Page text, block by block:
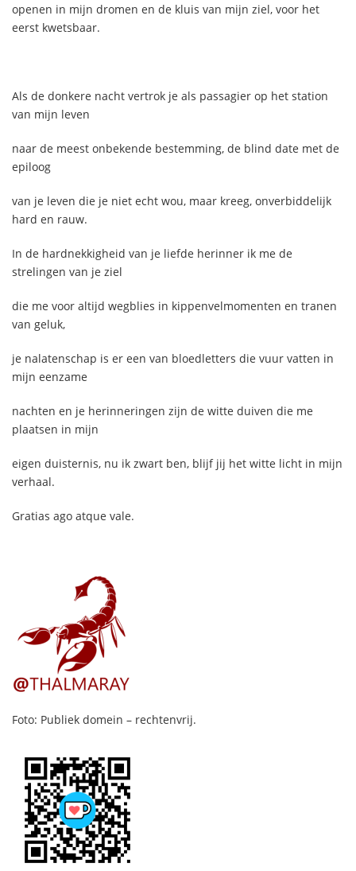
openen in mijn dromen en de kluis van mijn ziel, voor het
eerst kwetsbaar.
Als de donkere nacht vertrok je als passagier op het station
van mijn leven
naar de meest onbekende bestemming, de blind date met de
epiloog
van je leven die je niet echt wou, maar kreeg, onverbiddelijk
hard en rauw.
In de hardnekkigheid van je liefde herinner ik me de
strelingen van je ziel
die me voor altijd wegblies in kippenvelmomenten en tranen
van geluk,
je nalatenschap is er een van bloedletters die vuur vatten in
mijn eenzame
nachten en je herinneringen zijn de witte duiven die me
plaatsen in mijn
eigen duisternis, nu ik zwart ben, blijf jij het witte licht in mijn
verhaal.
Gratias ago atque vale.
Foto: Publiek domein – rechtenvrij.